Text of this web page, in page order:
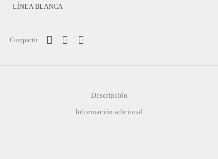
LÍNEA BLANCA
Compartir
Descripción
Información adicional